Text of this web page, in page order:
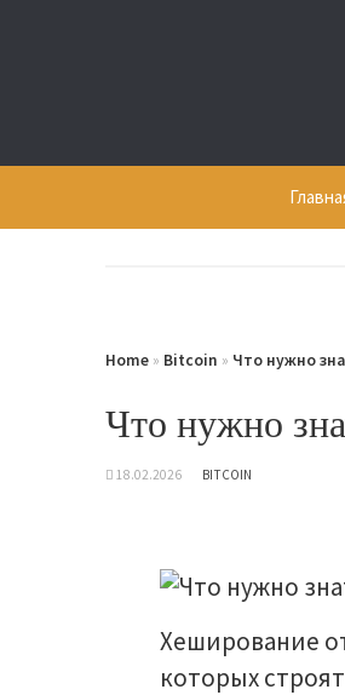
Home » Bitcoin » Что нужно
Что нужно
18.02.2026 BITCOIN
Хеширование
которых